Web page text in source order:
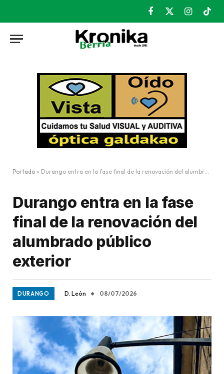
Facebook
X
Instagram
Portada » Durango entra en la fase final de la renovación del alumbrado público exterior
Durango entra en la fase
final de la renovación del
alumbrado público
exterior
DURANGO D. León 08/07/2026